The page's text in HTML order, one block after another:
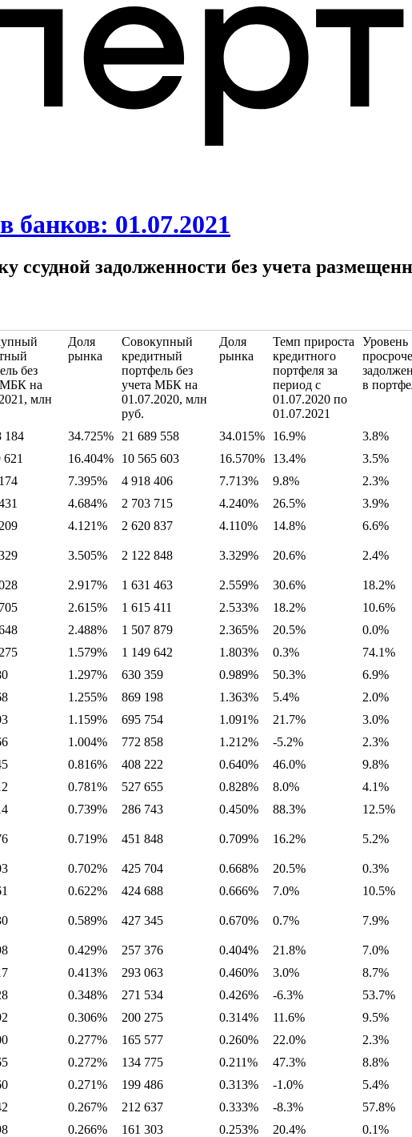
01.07.2021
ссудной задолженности без учета
без
МБК на
млн
Доля
рынка
Совокупный
кредитный
портфель без
учета МБК на
01.07.2020, млн
руб.
Доля
рынка
Темп прироста
кредитного
портфеля за
период с
01.07.2020 по
01.07.2021
Уровень
в
184 34.725% 21 689 558 34.015% 16.9% 3.8%
621 16.404% 10 565 603 16.570% 13.4% 3.5%
7.395% 4 918 406 7.713% 9.8% 2.3%
4.684% 2 703 715 4.240% 26.5% 3.9%
4.121% 2 620 837 4.110% 14.8% 6.6%
3.505% 2 122 848 3.329% 20.6% 2.4%
2.917% 1 631 463 2.559% 30.6% 18.2%
2.615% 1 615 411 2.533% 18.2% 10.6%
2.488% 1 507 879 2.365% 20.5% 0.0%
1.579% 1 149 642 1.803% 0.3% 74.1%
1.297% 630 359 0.989% 50.3% 6.9%
1.255% 869 198 1.363% 5.4% 2.0%
1.159% 695 754 1.091% 21.7% 3.0%
1.004% 772 858 1.212% -5.2% 2.3%
0.816% 408 222 0.640% 46.0% 9.8%
0.781% 527 655 0.828% 8.0% 4.1%
0.739% 286 743 0.450% 88.3% 12.5%
0.719% 451 848 0.709% 16.2% 5.2%
0.702% 425 704 0.668% 20.5% 0.3%
0.622% 424 688 0.666% 7.0% 10.5%
0.589% 427 345 0.670% 0.7% 7.9%
0.429% 257 376 0.404% 21.8% 7.0%
0.413% 293 063 0.460% 3.0% 8.7%
0.348% 271 534 0.426% -6.3% 53.7%
0.306% 200 275 0.314% 11.6% 9.5%
0.277% 165 577 0.260% 22.0% 2.3%
0.272% 134 775 0.211% 47.3% 8.8%
0.271% 199 486 0.313% -1.0% 5.4%
0.267% 212 637 0.333% -8.3% 57.8%
0.266% 161 303 0.253% 20.4% 0.1%